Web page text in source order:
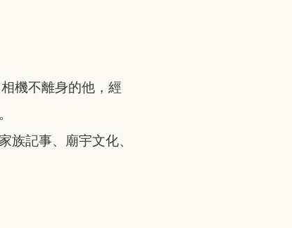
機不離身的他，經
族記事、廟宇文化、